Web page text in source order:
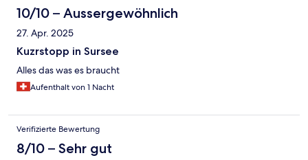
10/10 – Aussergewöhnlich
27. Apr. 2025
Kuzrstopp in Sursee
Alles das was es braucht
Aufenthalt von 1 Nacht
Verifizierte Bewertung
8/10 – Sehr gut